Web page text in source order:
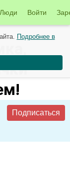
Люди Войти
Подписаться
Подробнее в